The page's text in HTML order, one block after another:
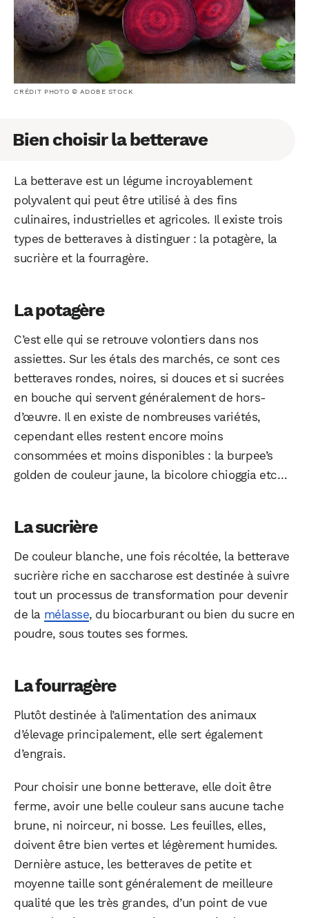
CRÉDIT PHOTO © ADOBE STOCK
Bien choisir la betterave
La betterave est un légume incroyablement
polyvalent qui peut être utilisé à des fins
culinaires, industrielles et agricoles. Il existe trois
types de betteraves à distinguer : la potagère, la
sucrière et la fourragère.
La potagère
C’est elle qui se retrouve volontiers dans nos
assiettes. Sur les étals des marchés, ce sont ces
betteraves rondes, noires, si douces et si sucrées
en bouche qui servent généralement de hors-
d’œuvre. Il en existe de nombreuses variétés,
cependant elles restent encore moins
consommées et moins disponibles : la burpee’s
golden de couleur jaune, la bicolore chioggia etc…
La sucrière
De couleur blanche, une fois récoltée, la betterave
sucrière riche en saccharose est destinée à suivre
tout un processus de transformation pour devenir
de la mélasse, du biocarburant ou bien du sucre en
poudre, sous toutes ses formes.
La fourragère
Plutôt destinée à l’alimentation des animaux
d’élevage principalement, elle sert également
d’engrais.
Pour choisir une bonne betterave, elle doit être
ferme, avoir une belle couleur sans aucune tache
brune, ni noirceur, ni bosse. Les feuilles, elles,
doivent être bien vertes et légèrement humides.
Dernière astuce, les betteraves de petite et
moyenne taille sont généralement de meilleure
qualité que les très grandes, d’un point de vue